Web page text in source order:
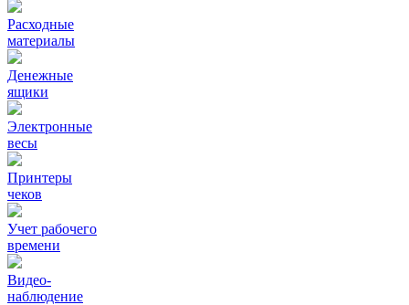
Расходные
материалы
Денежные
ящики
Электронные
весы
Принтеры
чеков
Учет рабочего
времени
Видео‑
наблюдение